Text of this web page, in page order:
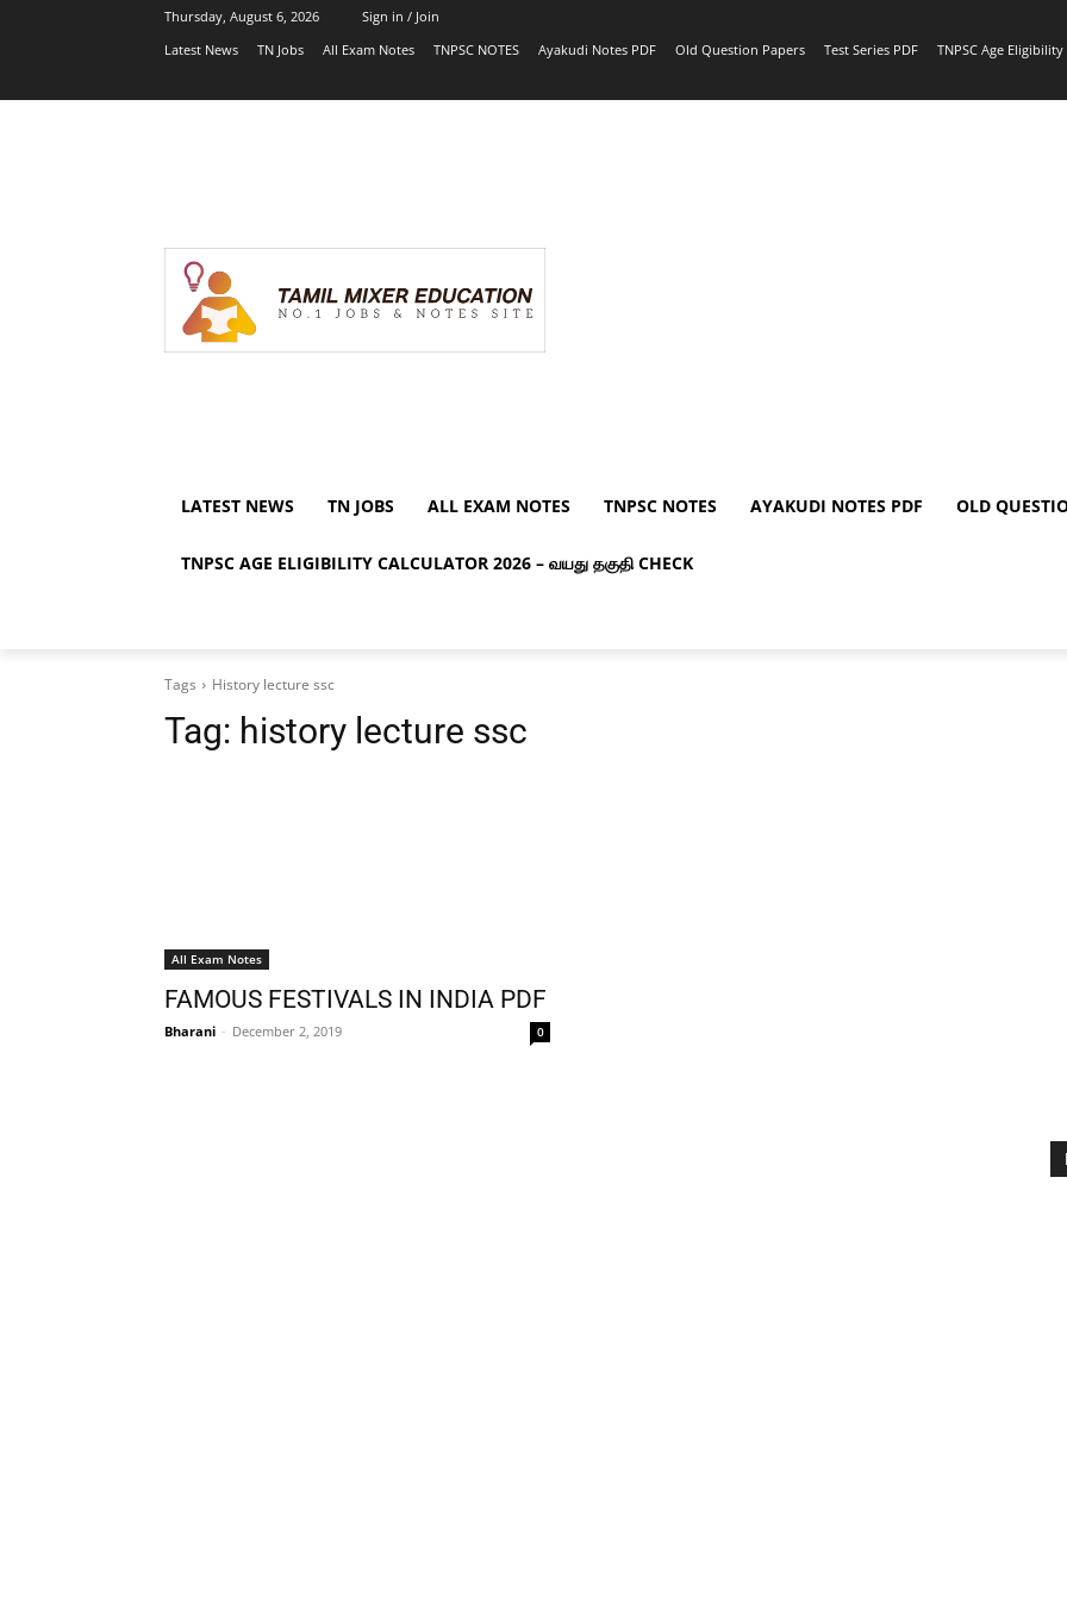
Thursday, August 6, 2026
Sign in / Join
Latest News
TN Jobs All Exam Notes TNPSC NOTES Ayakudi Notes PDF Old Question Papers Test Series PDF TNPSC Age
LATEST NEWS TN JOBS ALL EXAM NOTES TNPSC NOTES AYAKUDI NOTES PDF OLD
TNPSC AGE ELIGIBILITY CALCULATOR 2026 – வயது தகுதி CHECK
Tags History lecture ssc
Tag: history lecture ssc
All Exam Notes
FAMOUS FESTIVALS IN INDIA PDF
Bharani - December 2, 2019 0